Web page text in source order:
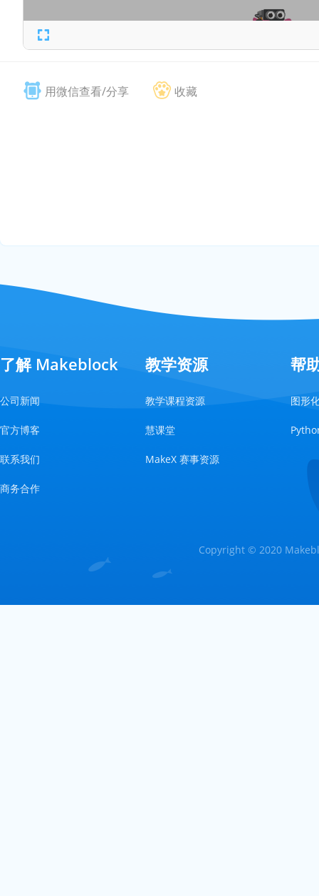
用微信查看/分享 收藏
了解 Makeblock
公司新闻
官方博客
联系我们
商务合作
教学资源
教学课程资源
慧课堂
MakeX 赛事资源
帮
图形
Copyright © 2020